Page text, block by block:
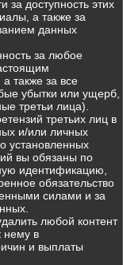
за доступность этих
а также за
данных
за любое
также за все
убытки или ущерб,
третьи лица).
третьих лиц в
и/или личных
установленных
вы обязаны по
идентификацию,
обязательство
силами и за
любой контент
нему в
и выплаты